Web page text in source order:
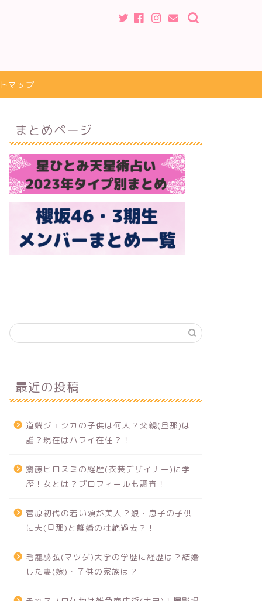
マップ
まとめページ
最近の投稿
道端ジェシカの子供は何人？父親(旦那)は
誰？現在はハワイ在住？！
齋藤ヒロスミの経歴(衣装デザイナー)に学
歴！女とは？プロフィールも調査！
菅原初代の若い頃が美人？娘・息子の子供
に夫(旦那)と離婚の壮絶過去？！
毛籠勝弘(マツダ)大学の学歴に経歴は？結婚
した妻(嫁)・子供の家族は？